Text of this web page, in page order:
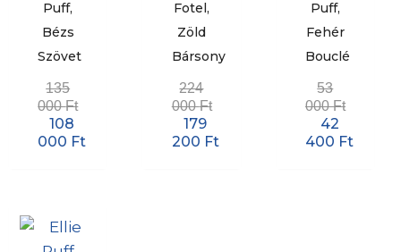
Puff,
Bézs
Szövet
135
000Ft
108
000 Ft
Fotel,
Zöld
Bársony
224
000Ft
179
200 Ft
Puff,
Fehér
Bouclé
53
000Ft
42
400 Ft